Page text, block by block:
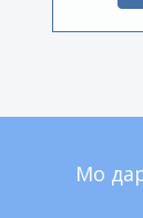
Мо